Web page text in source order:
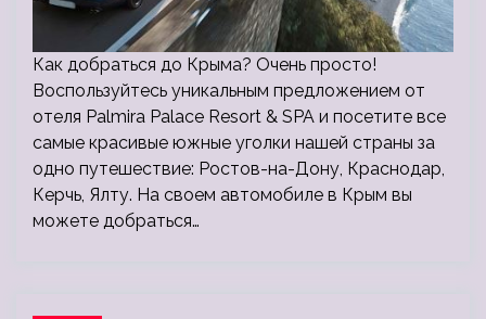
Как добраться до Крыма? Очень просто!
Воспользуйтесь уникальным предложением от
отеля Palmira Palace Resort & SPA и посетите все
самые красивые южные уголки нашей страны за
одно путешествие: Ростов-на-Дону, Краснодар,
Керчь, Ялту. На своем автомобиле в Крым вы
можете добраться…